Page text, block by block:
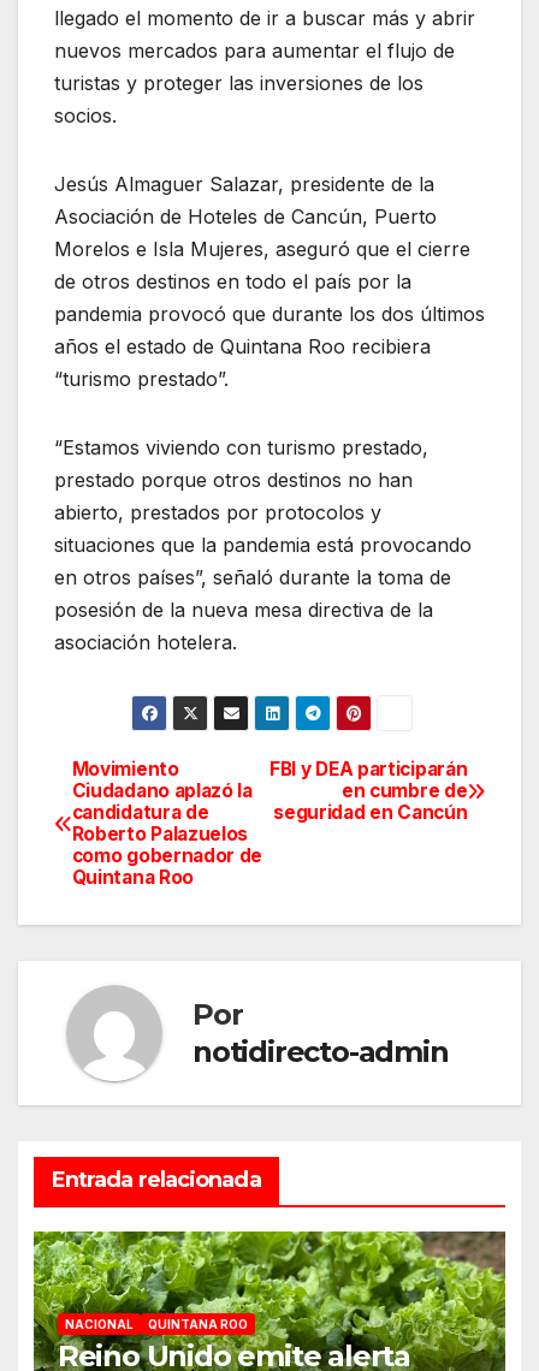
llegado el momento de ir a buscar más y abrir
nuevos mercados para aumentar el flujo de
turistas y proteger las inversiones de los
socios.
Jesús Almaguer Salazar, presidente de la
Asociación de Hoteles de Cancún, Puerto
Morelos e Isla Mujeres, aseguró que el cierre
de otros destinos en todo el país por la
pandemia provocó que durante los dos últimos
años el estado de Quintana Roo recibiera
“turismo prestado”.
“Estamos viviendo con turismo prestado,
prestado porque otros destinos no han
abierto, prestados por protocolos y
situaciones que la pandemia está provocando
en otros países”, señaló durante la toma de
posesión de la nueva mesa directiva de la
asociación hotelera.
Navegación
de
entradas
FBI y DEA participarán
en cumbre de
seguridad en Cancún
Movimiento
Ciudadano aplazó la
candidatura de
Roberto Palazuelos
como gobernador de
Quintana Roo
Por
notidirecto-admin
Entrada relacionada
NACIONAL QUINTANA ROO
Reino Unido emite alerta